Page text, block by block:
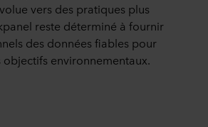
vers des pratiques plus
reste déterminé à fournir
des données fiables pour
environnementaux.